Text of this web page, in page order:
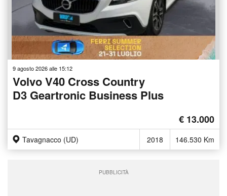
9 agosto 2026 alle 15:12
Volvo V40 Cross Country
D3 Geartronic Business Plus
€ 13.000
Tavagnacco (UD) 2018 146.530 Km
PUBBLICITÀ